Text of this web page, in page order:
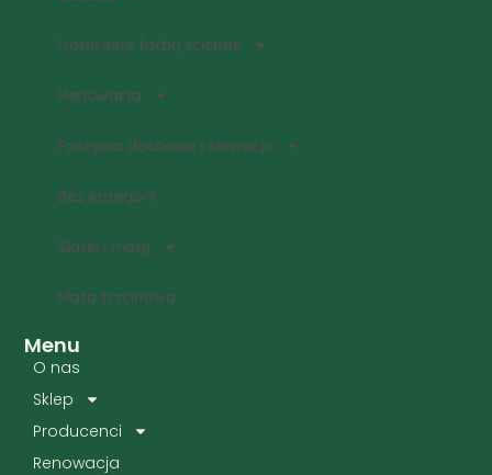
Menu
O nas
Sklep
Producenci
Renowacja
Naturalne farby ścienne
Renowacja
Pokrycia dachowe i elewacje
Bez kategorii
Siatki i maty
Mata trzcinowa